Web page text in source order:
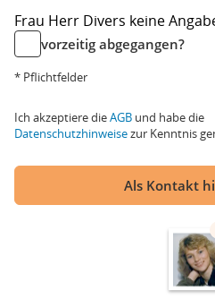
Frau Herr Divers keine
vorzeitig abgegangen?
* Pflichtfelder
Ich akzeptiere dieAGB und habe die
Datenschutzhinweisezur Kenntnis
Als Kontakt